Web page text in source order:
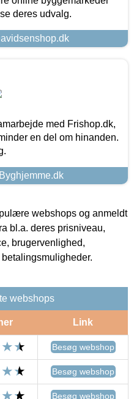
deres udvalg.
med Frishop.dk,
en del om hinanden.
webshops og anmeldt
bl.a. deres prisniveau,
brugervenlighed,
webshops
Link
Besøg webshop
Besøg webshop
Besøg webshop